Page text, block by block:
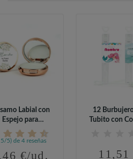
Labial con
Espejo para
Comunión
5) de 4 reseñas
€/ud.
12
Tubito con
11,51